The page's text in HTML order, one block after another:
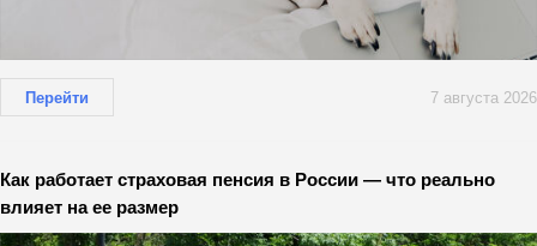
Перейти 7 августа 2026
Как работает страховая пенсия в России — что реально
влияет на ее размер